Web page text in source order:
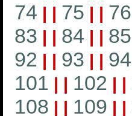
74 | | 75 | | 76
83 | | 84 | | 85
92 | | 93 | | 94
101 | | 102 | |
108 | | 109 | |